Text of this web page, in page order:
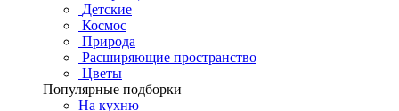
Детские
Космос
Природа
Расширяющие пространство
Цветы
Популярные подборки
На кухню